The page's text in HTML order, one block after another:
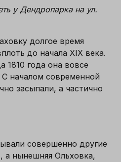
у Дендропарка на ул.
долгое время
до начала XIX века.
1810 года она вовсе
началом современной
засыпали, а частично
совершенно другие
а нынешняя Ольховка,